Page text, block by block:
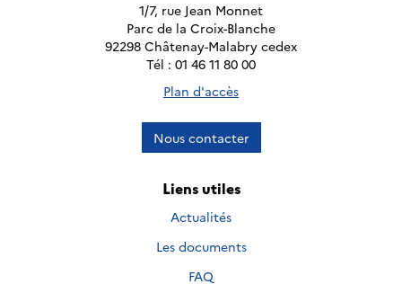
1/7, rue Jean Monnet
Parc de la Croix-Blanche
92298 Châtenay-Malabry cedex
Tél : 01 46 11 80 00
Plan d'accès
Nous contacter
Liens utiles
Actualités
Les documents
FAQ